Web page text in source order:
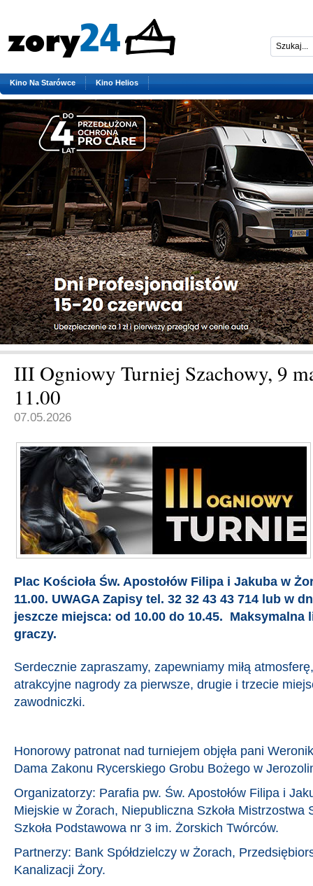
Kino Na Starówce Kino Helios
III Ogniowy Turniej Szachowy, 9
11.00
07.05.2026
Plac Kościoła Św. Apostołów Filipa i Jakuba w
11.00. UWAGA Zapisy tel. 32 32 43 43 714 lub w
jeszcze miejsca: od 10.00 do 10.45. Maksymalna
graczy.
Serdecznie zapraszamy, zapewniamy miłą
atrakcyjne nagrody za pierwsze, drugie i trzecie
zawodniczki.
Honorowy patronat nad turniejem objęła pani
Dama Zakonu Rycerskiego Grobu Bożego w
Organizatorzy: Parafia pw. Św. Apostołów Filipa i
Miejskie w Żorach, Niepubliczna Szkoła Mistrzostwa
Szkoła Podstawowa nr 3 im. Żorskich Twórców.
Partnerzy: Bank Spółdzielczy w Żorach,
Kanalizacji Żory.